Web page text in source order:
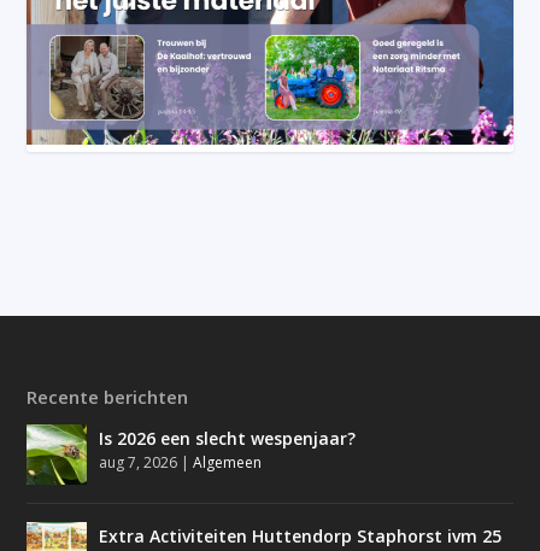
Recente berichten
Is 2026 een slecht wespenjaar?
aug 7, 2026 |Algemeen
Extra Activiteiten Huttendorp Staphorst ivm 25